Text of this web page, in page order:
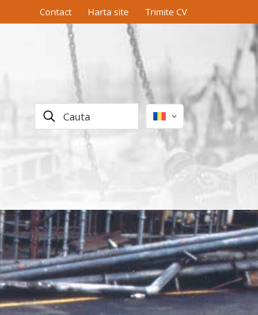
Contact Harta site Trimite CV